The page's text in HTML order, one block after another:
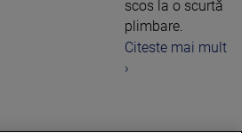
scos la o scurtă
plimbare.
Citeste mai mult
›